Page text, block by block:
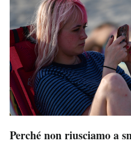
Perché non riusciamo a